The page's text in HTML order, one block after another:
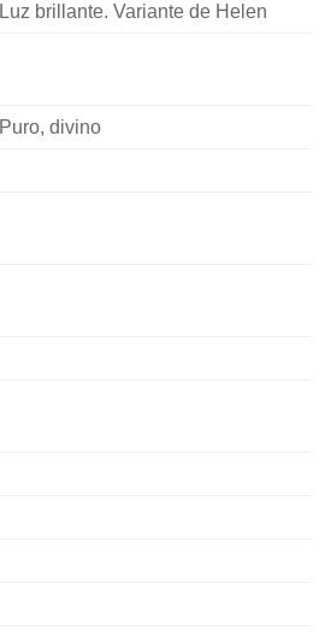
Luz brillante. Variante de Helen
Puro, divino